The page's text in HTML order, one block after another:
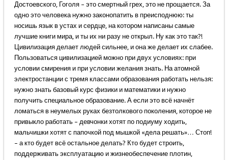
Достоевского, Гоголя – это смертный грех, это не прощается. За
одно это человека нужно законопатить в преисподнюю: ты
носишь язык в устах и сердце, на котором написаны самые
лучшие книги мира, и ты их ни разу не открыл. Ну как это так?!
Цивилизация делает людей сильнее, и она же делает их слабее.
Пользоваться цивилизацией можно при двух условиях: при
условии смирения и при условии желания знать. На атомной
электростанции с тремя классами образования работать нельзя:
нужно знать базовый курс физики и математики и нужно
получить специальное образование. А если это всё начнёт
ломаться в неумелых руках безтолкового поколения, которое не
привыкло работать – девчонки хотят по подиуму ходить,
мальчишки хотят с папочкой под мышкой «дела решать»… Стоп!
– а кто будет всё остальное делать? Кто будет строить,
поддерживать эксплуатацию и жизнеобеспечение плотин,